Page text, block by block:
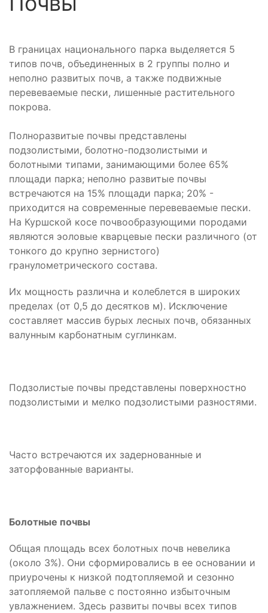
В границах национального парка выделяется 5
типов почв, объединенных в 2 группы полно и
неполно развитых почв, а также подвижные
перевеваемые пески, лишенные растительного
покрова.
Полноразвитые почвы представлены
подзолистыми, болотно-подзолистыми и
болотными типами, занимающими более 65%
площади парка; неполно развитые почвы
встречаются на 15% площади парка; 20% -
приходится на современные перевеваемые пески.
На Куршской косе почвообразующими породами
являются эоловые кварцевые пески различного (от
тонкого до крупно зернистого)
гранулометрического состава.
Их мощность различна и колеблется в широких
пределах (от 0,5 до десятков м). Исключение
составляет массив бурых лесных почв, обязанных
валунным карбонатным суглинкам.
Подзолистые почвы представлены поверхностно
подзолистыми и мелко подзолистыми разностями.
Часто встречаются их задернованные и
заторфованные варианты.
Болотные почвы
Общая площадь всех болотных почв невелика
(около 3%). Они сформировались в ее основании и
приурочены к низкой подтопляемой и сезонно
затопляемой пальве с постоянно избыточным
увлажнением. Здесь развиты почвы всех типов